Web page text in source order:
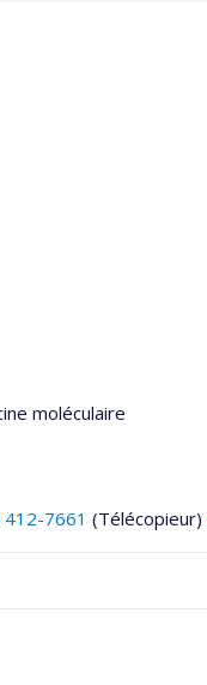
moléculaire
412-7661 (Télécopieur)